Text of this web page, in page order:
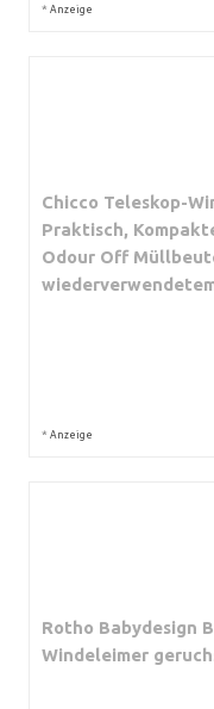
* Anzeige
Chicco Teleskop-
Praktisch,
Odour Off
* Anzeige
Rotho Babydesign
Windeleimer